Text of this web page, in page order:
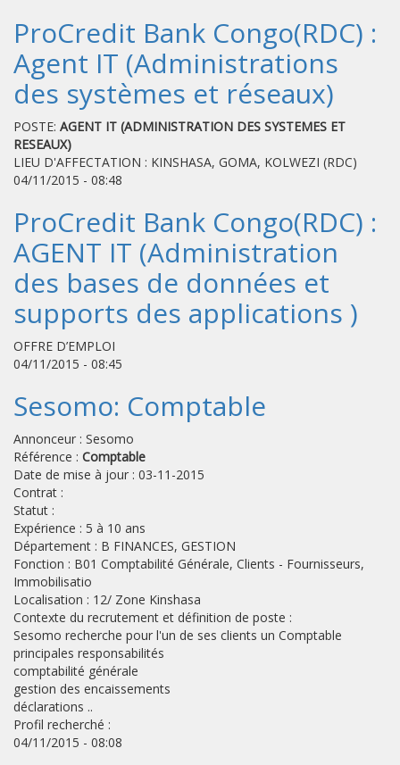
ProCredit Bank Congo(RDC) :
Agent IT (Administrations
des systèmes et réseaux)
POSTE: AGENT IT (ADMINISTRATION DES SYSTEMES ET
RESEAUX)
LIEU D'AFFECTATION : KINSHASA, GOMA, KOLWEZI (RDC)
04/11/2015 - 08:48
ProCredit Bank Congo(RDC) :
AGENT IT (Administration
des bases de données et
supports des applications )
OFFRE D’EMPLOI
04/11/2015 - 08:45
Sesomo: Comptable
Annonceur : Sesomo
Référence : Comptable
Date de mise à jour : 03-11-2015
Contrat :
Statut :
Expérience : 5 à 10 ans
Département : B FINANCES, GESTION
Fonction : B01 Comptabilité Générale, Clients - Fournisseurs,
Immobilisatio
Localisation : 12/ Zone Kinshasa
Contexte du recrutement et définition de poste :
Sesomo recherche pour l'un de ses clients un Comptable
principales responsabilités
comptabilité générale
gestion des encaissements
déclarations ..
Profil recherché :
04/11/2015 - 08:08